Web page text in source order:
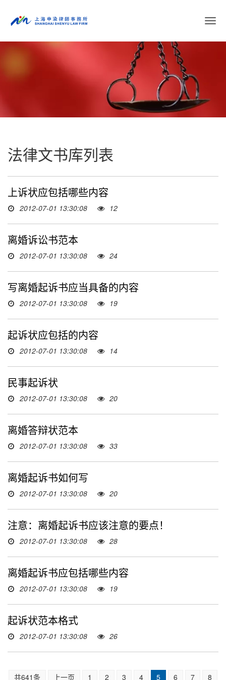
切
导
法律文书库列表
上诉状应包括哪些内容
2012-07-01 13:30:08 12
离婚诉讼书范本
2012-07-01 13:30:08 24
写离婚起诉书应当具备的内容
2012-07-01 13:30:08 19
起诉状应包括的内容
2012-07-01 13:30:08 14
民事起诉状
2012-07-01 13:30:08 20
离婚答辩状范本
2012-07-01 13:30:08 33
离婚起诉书如何写
2012-07-01 13:30:08 20
注意：离婚起诉书应该注意的要点！
2012-07-01 13:30:08 28
离婚起诉书应包括哪些内容
2012-07-01 13:30:08 19
起诉状范本格式
2012-07-01 13:30:08 26
共641条 上一页 1 2 3 4 5 6 7 8